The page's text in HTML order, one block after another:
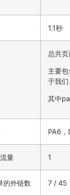
1.1秒
总共
主要
于我们
其中
PA6，
量 1
的外链数
7 / 45